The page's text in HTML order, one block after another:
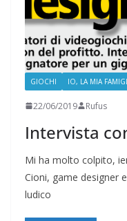
GIOCHI IO, LA MIA
22/06/2019 Rufus
Intervista
Mi ha molto colpito,
Cioni, game designer
ludico